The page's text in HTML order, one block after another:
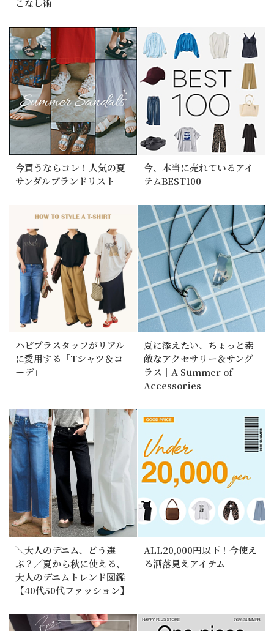
こなし術
今買うならコレ！人気の夏
サンダルブランドリスト
今、本当に売れているアイ
テムBEST100
ハピプラスタッフがリアル
に愛用する「Tシャツ＆コ
ーデ」
夏に添えたい、ちょっと素
敵なアクセサリー＆サング
ラス｜A Summer of
Accessories
＼大人のデニム、どう選
ぶ？／夏から秋に使える、
大人のデニムトレンド図鑑
【40代50代ファッション】
ALL20,000円以下！今使え
る洒落見えアイテム